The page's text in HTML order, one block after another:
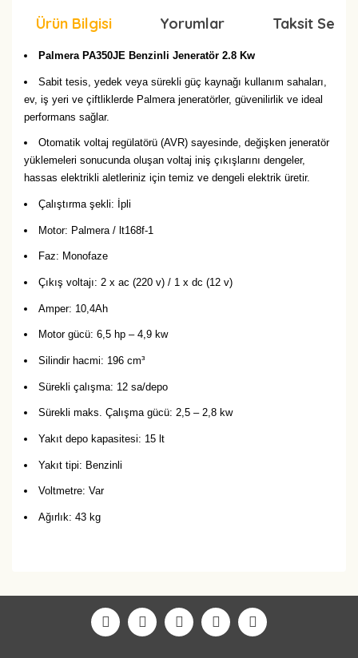
Ürün Bilgisi Yorumlar Taksit
Palmera PA350JE Benzinli Jeneratör 2.8 Kw
Sabit tesis, yedek veya sürekli güç kaynağı kullanım sahaları,
ev, iş yeri ve çiftliklerde Palmera jeneratörler, güvenilirlik ve ideal
performans sağlar.
Otomatik voltaj regülatörü (AVR) sayesinde, değişken jeneratör
yüklemeleri sonucunda oluşan voltaj iniş çıkışlarını dengeler,
hassas elektrikli aletleriniz için temiz ve dengeli elektrik üretir.
Çalıştırma şekli: İpli
Motor: Palmera / lt168f-1
Faz: Monofaze
Çıkış voltajı: 2 x ac (220 v) / 1 x dc (12 v)
Amper: 10,4Ah
Motor gücü: 6,5 hp – 4,9 kw
Silindir hacmi: 196 cm³
Sürekli çalışma: 12 sa/depo
Sürekli maks. Çalışma gücü: 2,5 – 2,8 kw
Yakıt depo kapasitesi: 15 lt
Yakıt tipi: Benzinli
Voltmetre: Var
Ağırlık: 43 kg
Yorum Yaz